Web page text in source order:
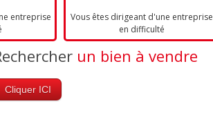
entreprise
Vous êtes dirigeant d'une entreprise
en difficulté
un bien à vendre
Cliquer ICI